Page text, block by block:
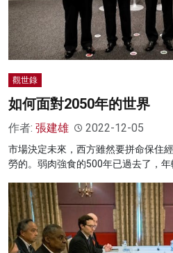
觀世錄
如何面對2050年的世界
作者: 張建雄 2022-12-05
市場決定未來，西方雖然要拼命保住
勞的。弱肉強食的500年已過去了，年